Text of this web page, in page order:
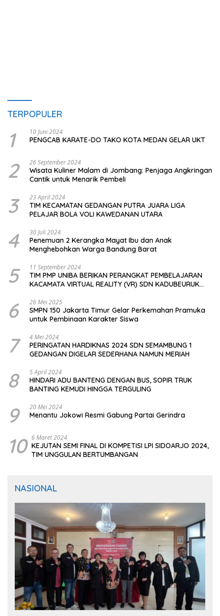
TERPOPULER
1 10 Juni 2024
PENGCAB KARATE-DO TAKO KOTA MEDAN GELAR UKT
2 26 September 2024
Wisata Kuliner Malam di Jombang: Penjaga Angkringan
Cantik untuk Menarik Pembeli
3 23 April 2024
TIM KECAMATAN GEDANGAN PUTRA JUARA LIGA
PELAJAR BOLA VOLI KAWEDANAN UTARA
4 30 Juli 2024
Penemuan 2 Kerangka Mayat Ibu dan Anak
Menghebohkan Warga Bandung Barat
5 11 September 2024
TIM PMP UNIBA BERIKAN PERANGKAT PEMBELAJARAN
KACAMATA VIRTUAL REALITY (VR) SDN KADUBEURUK
6 26 Mei 2025
SMPN 150 Jakarta Timur Gelar Perkemahan Pramuka
untuk Pembinaan Karakter Siswa
7 4 Mei 2024
PERINGATAN HARDIKNAS 2024 SDN SEMAMBUNG 1
GEDANGAN DIGELAR SEDERHANA NAMUN MERIAH
8 5 April 2024
HINDARI ADU BANTENG DENGAN BUS, SOPIR TRUK
BANTING KEMUDI HINGGA TERGULING
9 20 Mei 2024
Menantu Jokowi Resmi Gabung Partai Gerindra
10 6 Maret 2024
KEJUTAN SEMI FINAL DI KOMPETISI LPI SIDOARJO 2024,
TIM UNGGULAN BERTUMBANGAN
NASIONAL